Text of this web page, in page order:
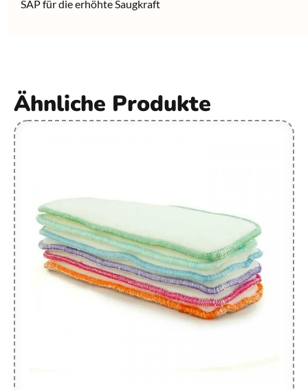
SAP für die erhöhte Saugkraft
Ähnliche Produkte